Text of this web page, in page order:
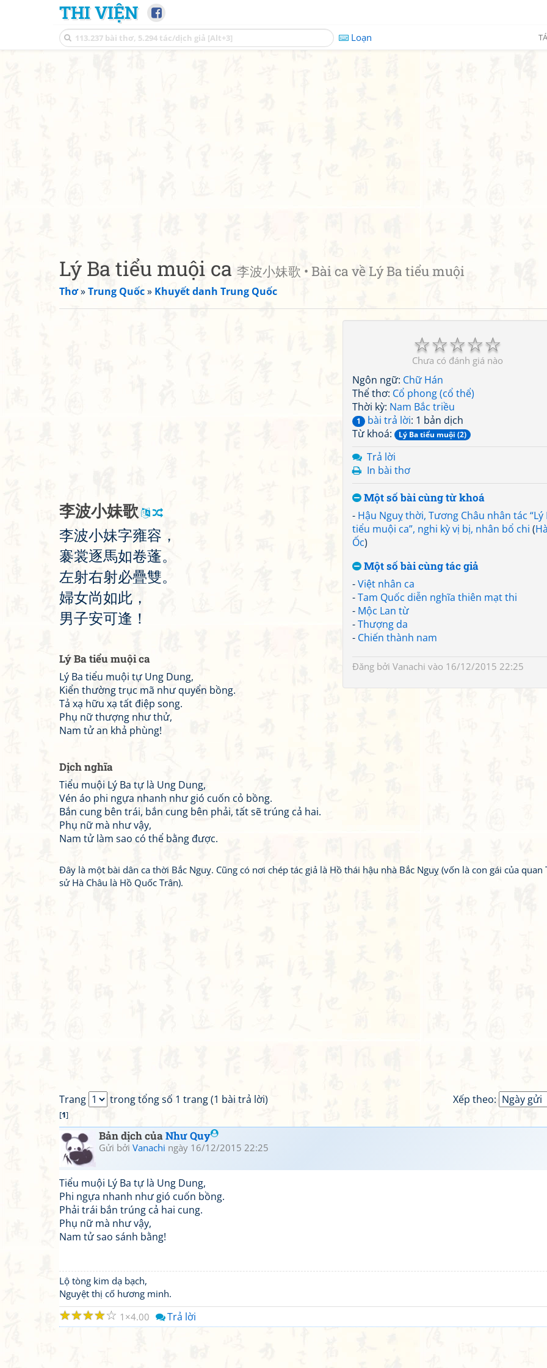
THI VIỆN
Loạn
Lý Ba tiểu muội ca 李波小妹歌 • Bài ca về Lý Ba tiểu muội
Thơ»Trung Quốc» Khuyết danh Trung Quốc
☆
☆
☆
☆
☆
Chưa có đánh giá nào
Ngôn ngữ: Chữ Hán
Thể thơ: Cổ phong (cổ thể)
Thời kỳ: Nam Bắc triều
1 bài trả lời: 1 bản dịch
Từ khoá:
Lý Ba tiểu muội (2)
Trả lời
In bài thơ
Một số bài cùng từ khoá
- Hậu Nguỵ thời, Tương Châu nhân tác “Lý
tiểu muội ca”, nghi kỳ vị bị, nhân bổ chi (
Ốc)
Một số bài cùng tác giả
-Việt nhân ca
-Tam Quốc diễn nghĩa thiên mạt thi
- Mộc Lan từ
-Thượng da
- Chiến thành nam
Đăng bởi Vanachi vào 16/12/2015 22:25
李波小妹歌
李波小妹字雍容 ，
褰裳逐馬如卷蓬。
左射右射必疊雙。
婦女尚如此 ，
男子安可逢 ！
Lý Ba tiểu muội ca
Lý Ba tiểu muội tự Ung Dung,
Kiển thường trục mã như quyển bồng.
Tả xạ hữu xạ tất điệp song.
Phụ nữ thượng như thử,
Nam tử an khả phùng!
Dịch nghĩa
Tiểu muội Lý Ba tự là Ung Dung,
Vén áo phi ngựa nhanh như gió cuốn cỏ bồng.
Bắn cung bên trái, bắn cung bên phải, tất sẽ trúng cả hai.
Phụ nữ mà như vậy,
Nam tử làm sao có thể bằng được.
Đây là một bài dân ca thời Bắc Nguỵ. Cũng có nơi chép tác giả là Hồ thái hậu nhà Bắc Nguỵ (vốn là con gái của quan
sử Hà Châu là Hồ Quốc Trân).
Xếp theo:
Trang trong tổng số 1 trang (1 bài trả lời)
[1]
Bản dịch củaNhư Quy
Gửi bởi Vanachi ngày 16/12/2015 22:25
Tiểu muội Lý Ba tự là Ung Dung,
Phi ngựa nhanh như gió cuốn bồng.
Phải trái bắn trúng cả hai cung.
Phụ nữ mà như vậy,
Nam tử sao sánh bằng!
Lộ tòng kim dạ bạch,
Nguyệt thị cố hương minh.
☆
☆
☆
☆
☆ 1 4.00 Trả lời